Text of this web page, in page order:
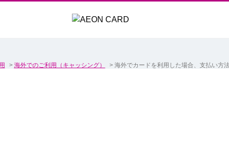
> 海外でのご利用（キャッシング） > 海外でカードを利用した場合、支払い方